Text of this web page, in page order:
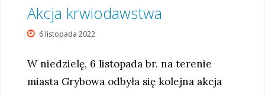
Akcja krwiodawstwa
6 listopada 2022
W niedzielę, 6 listopada br. na terenie
miasta Grybowa odbyła się kolejna akcja